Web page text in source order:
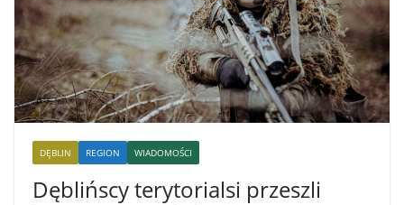
DĘBLIN REGION WIADOMOŚCI
Dęblińscy terytorialsi przeszli